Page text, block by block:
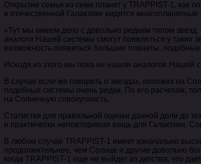
Открытие семьи из семи планет у TRAPPIST-1, как
в отечественной Галактике видятся
«Тут мы имеем дело с довольно редким типом
аналоги Нашей системы смогут появляться у таких
возможность появиться большие планеты,
Исходя из этого мы пока не нашли аналогов Нашей
В случае если же говорить о звездах, похожих на
подобные системы очень редки. По его расчетам,
на Солнечную совокупность.
Статистки для правильной оценки данной доли до
и практически неповторимая вещь для Галактики.
В любом случае TRAPPIST-1 имеет изначально
продолжительнее, чем Солнце и другие довольно
когда TRAPPIST-1 еще не выйдет из детства, что